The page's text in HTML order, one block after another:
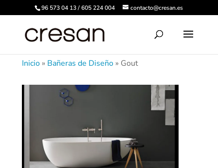
96 573 04 13 / 605 224 004 contacto@cresan.es
Inicio» Bañeras de Diseño» Gout